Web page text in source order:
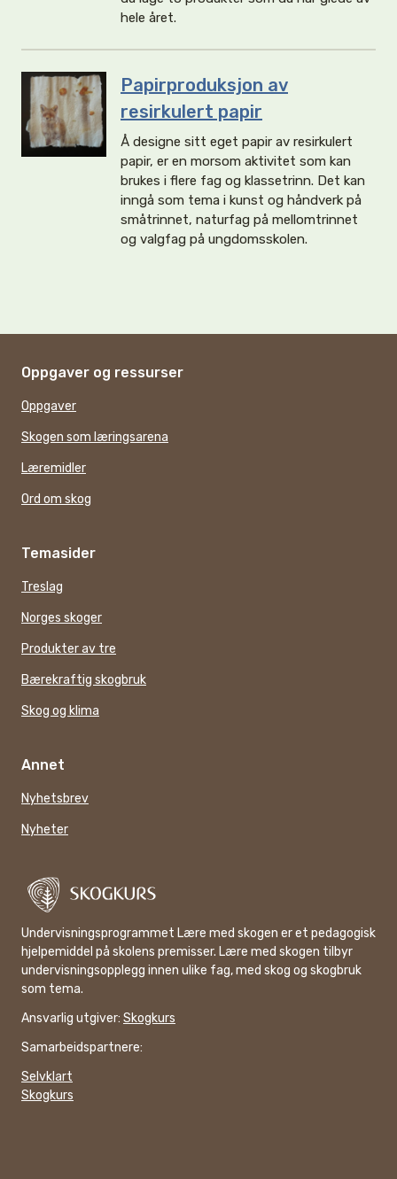
hele året.
Papirproduksjon av
resirkulert papir
Å designe sitt eget papir av resirkulert
papir, er en morsom aktivitet som kan
brukes i flere fag og klassetrinn. Det kan
inngå som tema i kunst og håndverk på
småtrinnet, naturfag på mellomtrinnet
og valgfag på ungdomsskolen.
Oppgaver og ressurser
Oppgaver
Skogen som læringsarena
Læremidler
Ord om skog
Temasider
Treslag
Norges skoger
Produkter av tre
Bærekraftig skogbruk
Skog og klima
Annet
Nyhetsbrev
Nyheter
Undervisningsprogrammet Lære med skogen er et pedagogisk
hjelpemiddel på skolens premisser. Lære med skogen tilbyr
undervisningsopplegg innen ulike fag, med skog og skogbruk
som tema.
Ansvarlig utgiver: Skogkurs
Samarbeidspartnere:
Selvklart
Skogkurs